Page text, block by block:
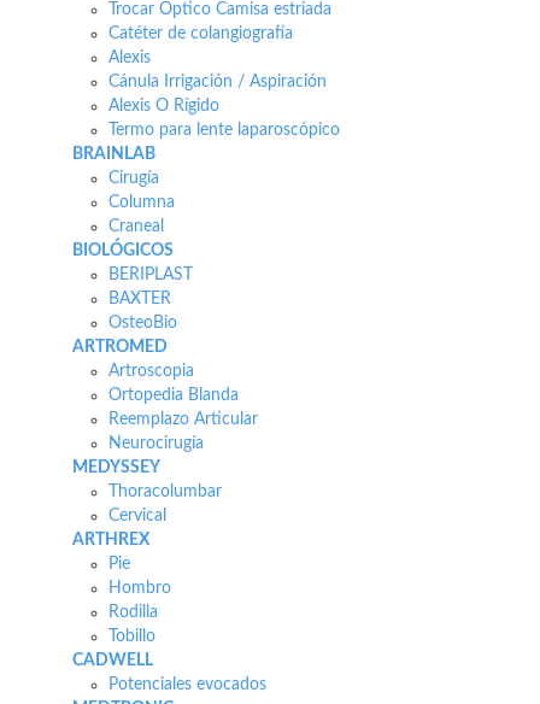
Trocar Óptico Camisa estriada
Catéter de colangiografía
Alexis
Cánula Irrigación / Aspiración
Alexis O Rígido
Termo para lente laparoscópico
BRAINLAB
Cirugía
Columna
Craneal
BIOLÓGICOS
BERIPLAST
BAXTER
OsteoBio
ARTROMED
Artroscopia
Ortopedia Blanda
Reemplazo Articular
Neurocirugía
MEDYSSEY
Thoracolumbar
Cervical
ARTHREX
Pie
Hombro
Rodilla
Tobillo
CADWELL
Potenciales evocados